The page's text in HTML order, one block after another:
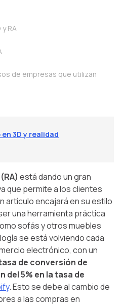
RA
de empresas que utilizan
3D y realidad
está dando un gran
que permite a los clientes
artículo encajará en su estilo
una herramienta práctica
sofás y otros muebles
se está volviendo cada
electrónico, con un
de conversión de
del 5% en la tasa de
. Esto se debe al cambio de
a las compras en